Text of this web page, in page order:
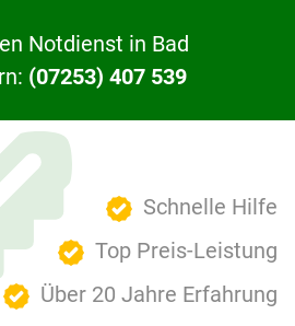
Notdienst in Bad
(07253) 407 539
Schnelle Hilfe
Top Preis-Leistung
Über 20 Jahre Erfahrung